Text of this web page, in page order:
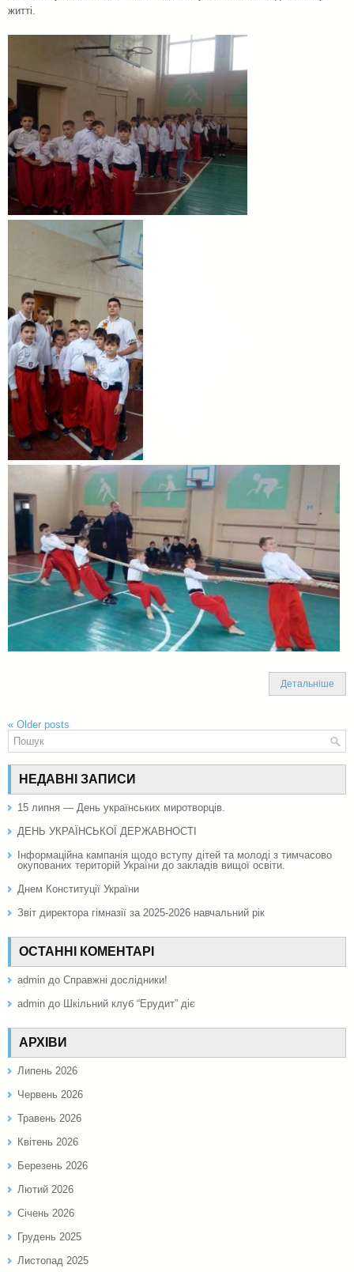
житті.
Детальніше
« Older posts
НЕДАВНІ ЗАПИСИ
15 липня — День українських миротворців.
ДЕНЬ УКРАЇНСЬКОЇ ДЕРЖАВНОСТІ
Інформаційна кампанія щодо вступу дітей та молоді з тимчасово
окупованих територій України до закладів вищої освіти.
Днем Конституції України
Звіт директора гімназії за 2025-2026 навчальний рік
ОСТАННІ КОМЕНТАРІ
admin до Справжні дослідники!
admin до Шкільний клуб “Ерудит” діє
АРХІВИ
Липень 2026
Червень 2026
Травень 2026
Квітень 2026
Березень 2026
Лютий 2026
Січень 2026
Грудень 2025
Листопад 2025